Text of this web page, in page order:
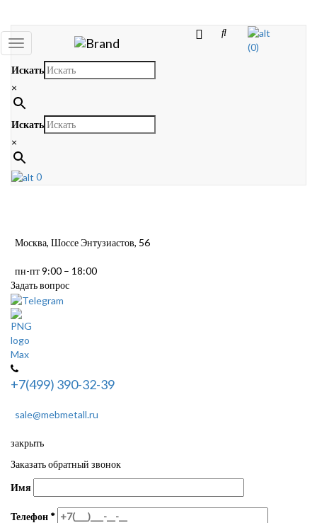
Toggle
navigation
(0)
Искать
×
Искать
×
0
Москва, Шоссе Энтузиастов, 56
пн-пт 9:00 – 18:00
Задать вопрос
+7(499) 390-32-39
sale@mebmetall.ru
закрыть
Заказать обратный звонок
Имя
Телефон *